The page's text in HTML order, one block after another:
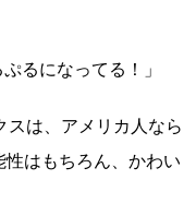
るになってる！」
スは、アメリカ人なら
はもちろん、かわい